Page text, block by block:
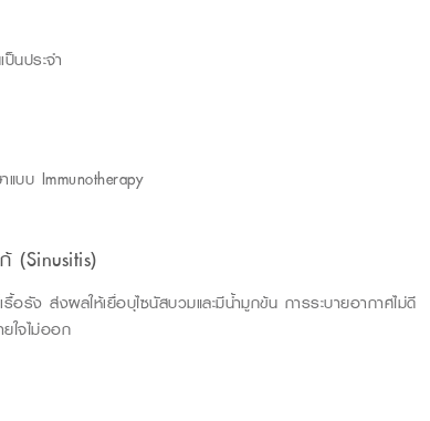
นประจำ
แบบ Immunotherapy
(Sinusitis)
อรัง ส่งผลให้เยื่อบุไซนัสบวมและมีน้ำมูกข้น การระบายอากาศไม่ดี
ยใจไม่ออก